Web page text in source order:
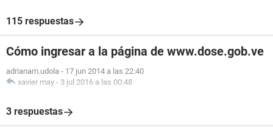
115 respuestas
Cómo ingresar a la página de www.dose.gob.ve
adrianam.udola - 17 jun 2014 a las 22:40
xavier may - 3 jul 2016 a las 00:48
3 respuestas